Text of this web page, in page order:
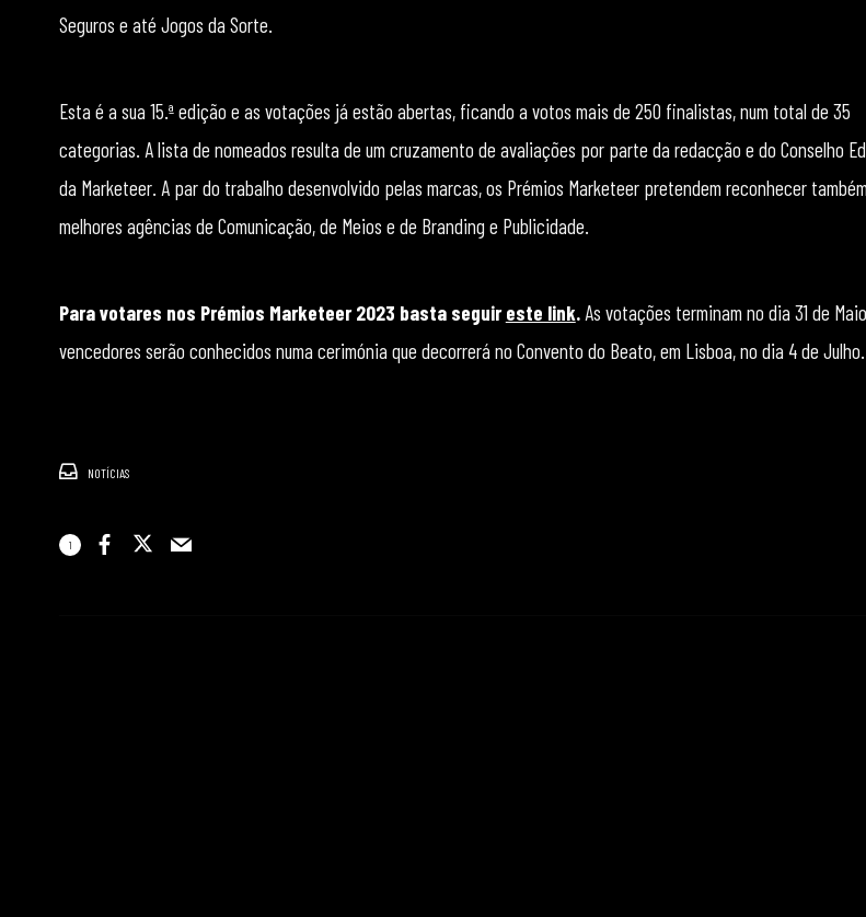
Seguros e até Jogos da Sorte.
Esta é a sua 15.ª edição e as votações já estão abertas, ficando a votos mais de 250 finalistas, num total de 35
categorias. A lista de nomeados resulta de um cruzamento de avaliações por parte da redacção e do Conselho
da Marketeer. A par do trabalho desenvolvido pelas marcas, os Prémios Marketeer pretendem reconhecer
melhores agências de Comunicação, de Meios e de Branding e Publicidade.
Para votares nos Prémios Marketeer 2023 basta seguireste link.As votações terminam no dia 31 de
vencedores serão conhecidos numa cerimónia que decorrerá no Convento do Beato, em Lisboa, no dia 4 de Julho.
NOTÍCIAS
1